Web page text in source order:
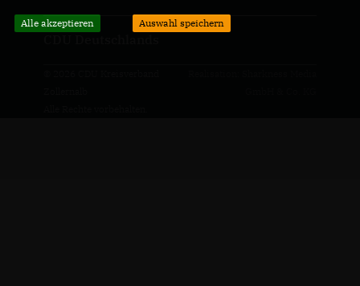
Alle akzeptieren Auswahl speichern